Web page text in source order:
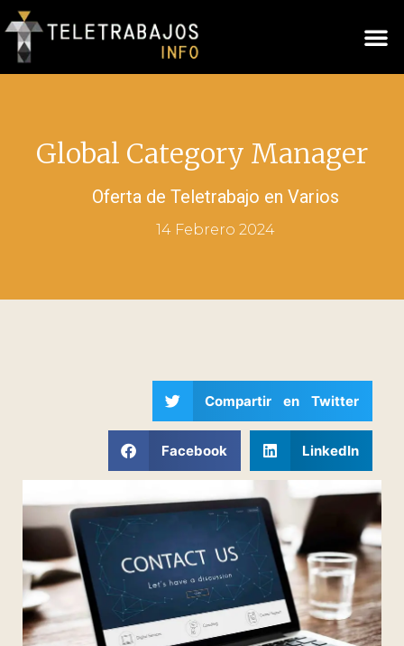
Global Category Manager
Oferta de Teletrabajo en Varios
14 Febrero 2024
Compartir en Twitter
Facebook LinkedIn